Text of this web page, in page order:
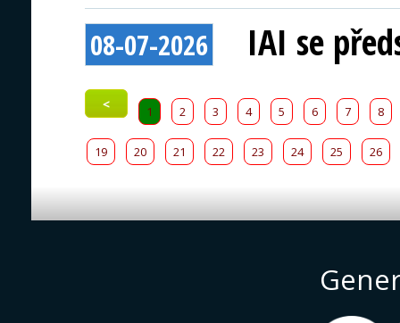
08-07-2026 IAI se
< 1 2 3 4 5 6 7 8
19 20 21 22 23 24 25 26